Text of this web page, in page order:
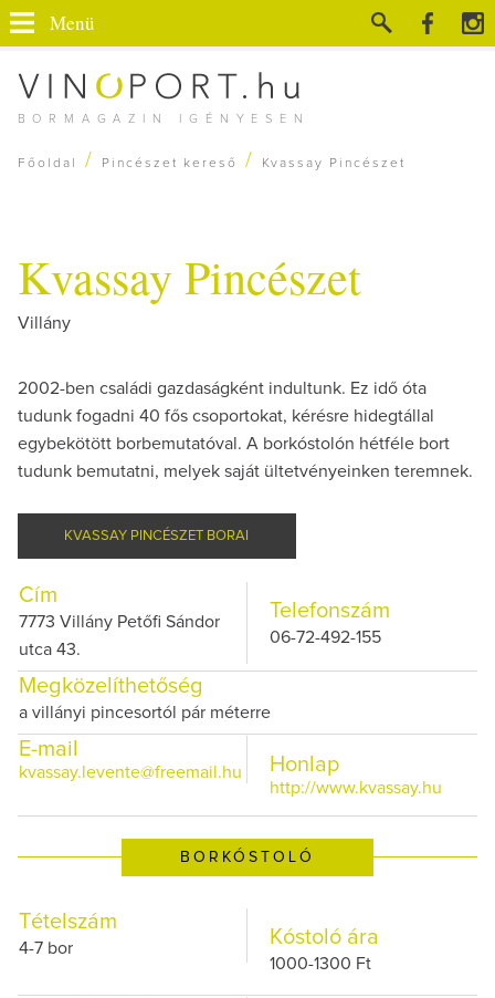
BORMAGAZIN IGÉNYESEN
Menü
Főoldal / Pincészet kereső / Kvassay Pincészet
Kvassay Pincészet
Villány
2002-ben családi gazdaságként indultunk. Ez idő óta
tudunk fogadni 40 fős csoportokat, kérésre hidegtállal
egybekötött borbemutatóval. A borkóstolón hétféle bort
tudunk bemutatni, melyek saját ültetvényeinken teremnek.
KVASSAY PINCÉSZET BORAI
Cím
7773 Villány Petőfi Sándor
utca 43.
Telefonszám
06-72-492-155
Megközelíthetőség
a villányi pincesortól pár méterre
E-mail
kvassay.levente@freemail.hu Honlap
http://www.kvassay.hu
BORKÓSTOLÓ
Tételszám
4-7 bor Kóstoló ára
1000-1300 Ft